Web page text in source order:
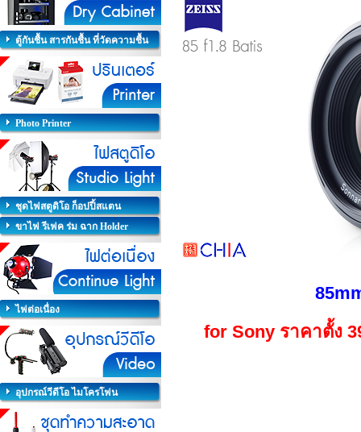
ตู้กันชื้น สารกันชื้น ที่วัดความชื้น
Photo Printer
ชุดไฟสตูดิโอ ก็อปปี้สแตน
ขาไฟ รีเฟค ร่ม ฉาก Holder
ไฟต่อเนื่อง
อุปกรณ์วีดีโอ ไมโครโฟน
for Sony ราคาตั้ง